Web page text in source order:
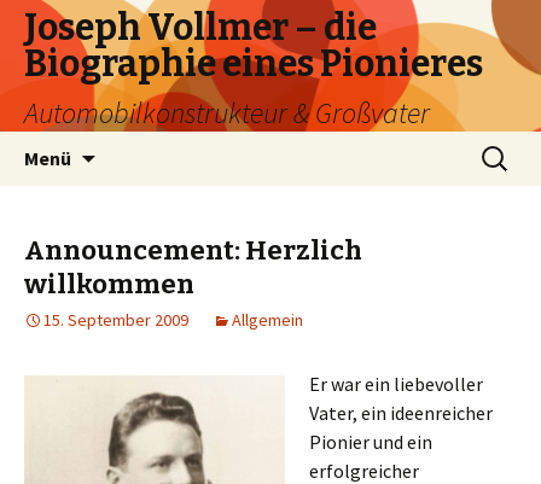
Joseph Vollmer – die
Biographie eines Pionieres
Automobilkonstrukteur & Großvater
Menü
Suchen
nach:
Announcement: Herzlich
willkommen
15. September 2009 Allgemein
Er war ein liebevoller
Vater, ein ideenreicher
Pionier und ein
erfolgreicher